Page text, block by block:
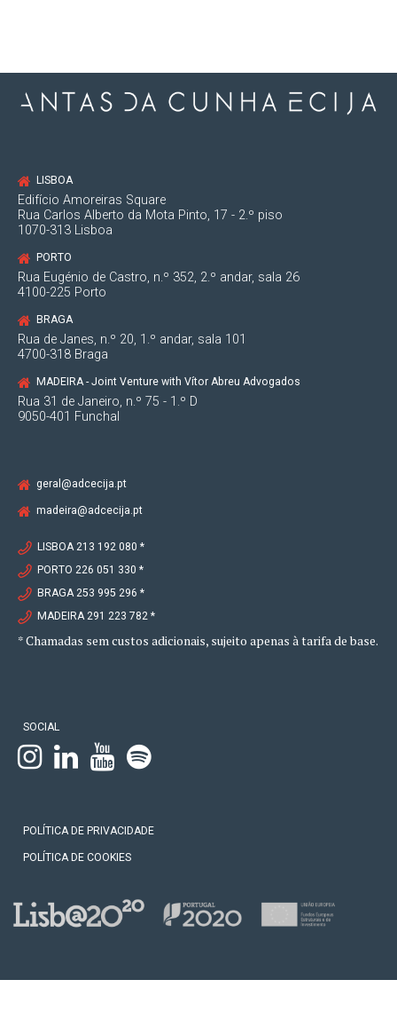
LISBOA
Edifício Amoreiras Square
Rua Carlos Alberto da Mota Pinto, 17 - 2.º piso
1070-313 Lisboa
PORTO
Rua Eugénio de Castro, n.º 352, 2.º andar, sala 26
4100-225 Porto
BRAGA
Rua de Janes, n.º 20, 1.º andar, sala 101
4700-318 Braga
MADEIRA - Joint Venture with Vítor Abreu Advogados
Rua 31 de Janeiro, n.º 75 - 1.º D
9050-401 Funchal
geral@adcecija.pt
madeira@adcecija.pt
LISBOA 213 192 080 *
PORTO 226 051 330 *
BRAGA 253 995 296 *
MADEIRA 291 223 782 *
* Chamadas sem custos adicionais, sujeito apenas à tarifa de base.
SOCIAL
POLÍTICA DE PRIVACIDADE
POLÍTICA DE COOKIES